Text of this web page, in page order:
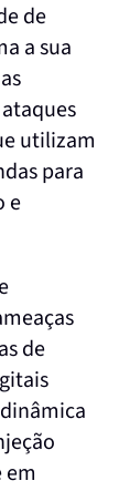
de
a sua
utilizam
para
e
de